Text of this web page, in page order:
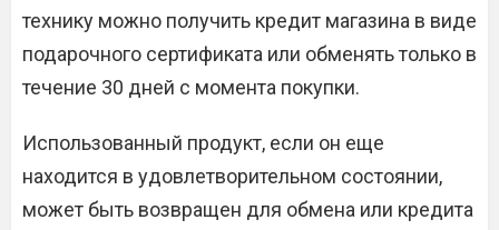
технику можно получить кредит магазина в виде
подарочного сертификата или обменять только в
течение 30 дней с момента покупки.
Использованный продукт, если он еще
находится в удовлетворительном состоянии,
может быть возвращен для обмена или кредита